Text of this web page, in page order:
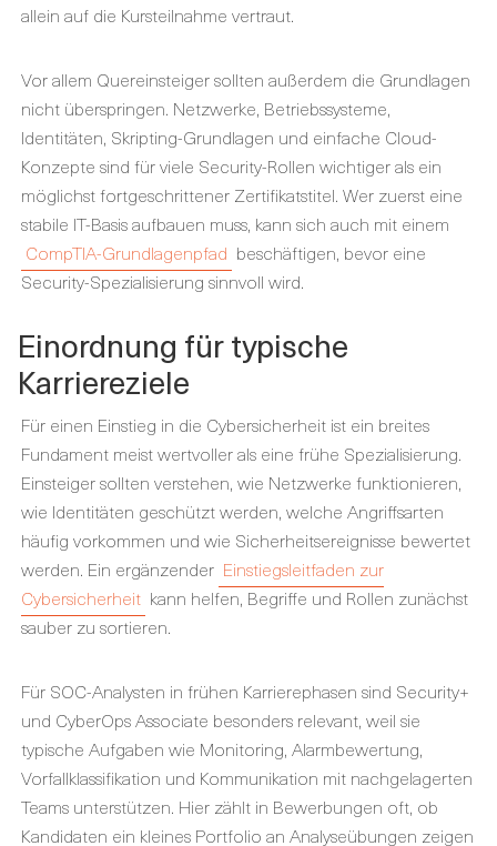
allein auf die Kursteilnahme vertraut.
Vor allem Quereinsteiger sollten außerdem die Grundlagen
nicht überspringen. Netzwerke, Betriebssysteme,
Identitäten, Skripting-Grundlagen und einfache Cloud-
Konzepte sind für viele Security-Rollen wichtiger als ein
möglichst fortgeschrittener Zertifikatstitel. Wer zuerst eine
stabile IT-Basis aufbauen muss, kann sich auch mit einem
CompTIA-Grundlagenpfad beschäftigen, bevor eine
Security-Spezialisierung sinnvoll wird.
Einordnung für typische
Karriereziele
Für einen Einstieg in die Cybersicherheit ist ein breites
Fundament meist wertvoller als eine frühe Spezialisierung.
Einsteiger sollten verstehen, wie Netzwerke funktionieren,
wie Identitäten geschützt werden, welche Angriffsarten
häufig vorkommen und wie Sicherheitsereignisse bewertet
werden. Ein ergänzender Einstiegsleitfaden zur
Cybersicherheit kann helfen, Begriffe und Rollen zunächst
sauber zu sortieren.
Für SOC-Analysten in frühen Karrierephasen sind Security+
und CyberOps Associate besonders relevant, weil sie
typische Aufgaben wie Monitoring, Alarmbewertung,
Vorfallklassifikation und Kommunikation mit nachgelagerten
Teams unterstützen. Hier zählt in Bewerbungen oft, ob
Kandidaten ein kleines Portfolio an Analyseübungen zeigen